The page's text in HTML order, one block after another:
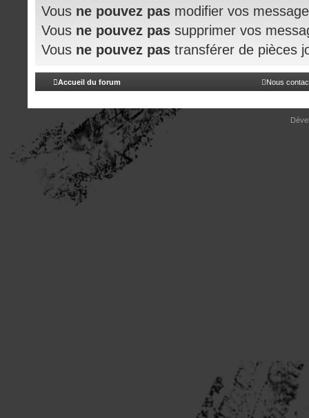
Vous ne pouvez pas modifier vos
Vous ne pouvez pas supprimer vos
Vous ne pouvez pas transférer de pièces
Accueil du forum Nous